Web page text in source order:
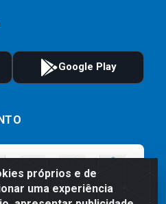
próprios e de
uma experiência